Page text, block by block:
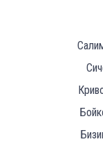
Бойко
Бизин